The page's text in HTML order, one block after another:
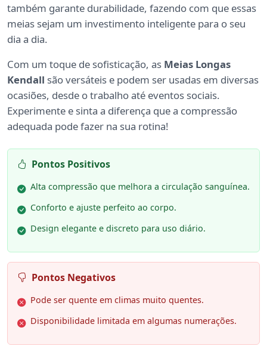
também garante durabilidade, fazendo com que essas
meias sejam um investimento inteligente para o seu
dia a dia.
Com um toque de sofisticação, as Meias Longas
Kendall são versáteis e podem ser usadas em diversas
ocasiões, desde o trabalho até eventos sociais.
Experimente e sinta a diferença que a compressão
adequada pode fazer na sua rotina!
Pontos Positivos
Alta compressão que melhora a circulação sanguínea.
Conforto e ajuste perfeito ao corpo.
Design elegante e discreto para uso diário.
Pontos Negativos
Pode ser quente em climas muito quentes.
Disponibilidade limitada em algumas numerações.